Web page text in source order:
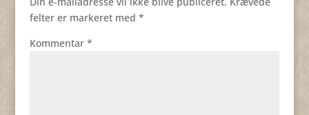
felter er markeret med *
Kommentar *